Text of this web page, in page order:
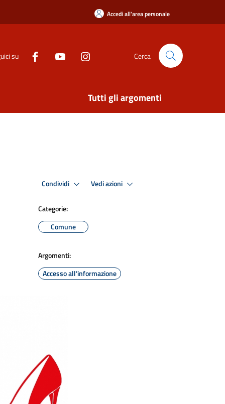
Accedi all'area personale
su Cerca
Tutti gli argomenti
Condividi Vedi azioni
Categorie:
Comune
Argomenti:
Accesso all'informazione